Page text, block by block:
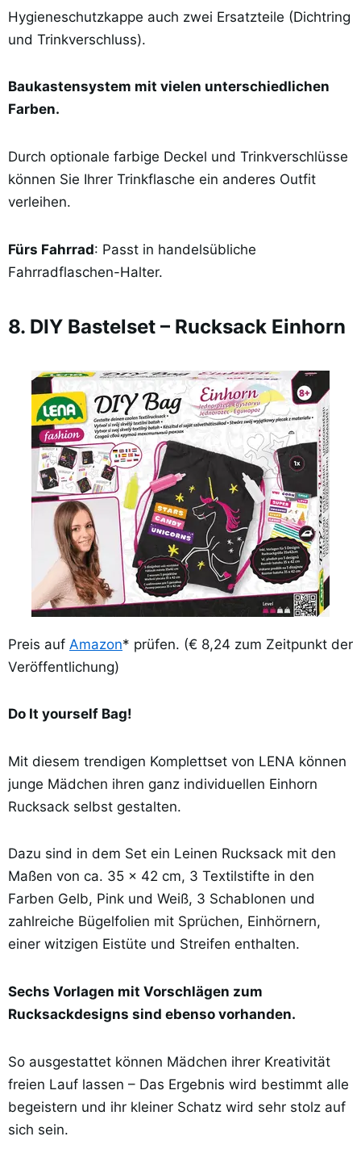
Hygieneschutzkappe auch zwei Ersatzteile (Dichtring
und Trinkverschluss).
Baukastensystem mit vielen unterschiedlichen
Farben.
Durch optionale farbige Deckel und Trinkverschlüsse
können Sie Ihrer Trinkflasche ein anderes Outfit
verleihen.
Fürs Fahrrad: Passt in handelsübliche
Fahrradflaschen-Halter.
8. DIY Bastelset – Rucksack Einhorn
Preis auf Amazon* prüfen. (€ 8,24 zum Zeitpunkt der
Veröffentlichung)
Do It yourself Bag!
Mit diesem trendigen Komplettset von LENA können
junge Mädchen ihren ganz individuellen Einhorn
Rucksack selbst gestalten.
Dazu sind in dem Set ein Leinen Rucksack mit den
Maßen von ca. 35 x 42 cm, 3 Textilstifte in den
Farben Gelb, Pink und Weiß, 3 Schablonen und
zahlreiche Bügelfolien mit Sprüchen, Einhörnern,
einer witzigen Eistüte und Streifen enthalten.
Sechs Vorlagen mit Vorschlägen zum
Rucksackdesigns sind ebenso vorhanden.
So ausgestattet können Mädchen ihrer Kreativität
freien Lauf lassen – Das Ergebnis wird bestimmt alle
begeistern und ihr kleiner Schatz wird sehr stolz auf
sich sein.